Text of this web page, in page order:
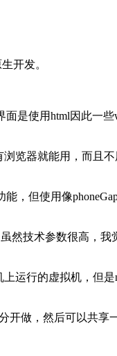
开发。
是使用html因此一
览器就能用，而且
，但使用像
然技术参数很高，
运行的虚拟机，但
做，然后可以共享